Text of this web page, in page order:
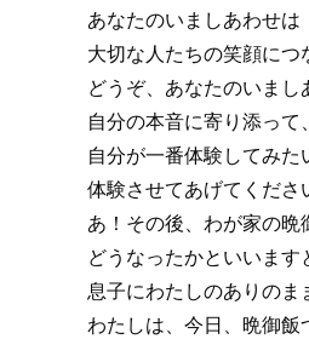
あなたのいましあわせは
大切な人たちの笑顔につ
どうぞ、あなたのいまし
自分の本音に寄り添って、
自分が一番体験してみた
体験させてあげてくださ
あ！その後、わが家の晩
どうなったかといいます
息子にわたしのありのま
わたしは、今日、晩御飯